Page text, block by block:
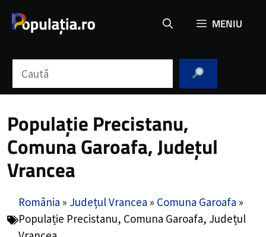
MENIU
Populație Precistanu,
Comuna Garoafa, Județul
Vrancea
România » Județul Vrancea » Comuna Garoafa »
Populație Precistanu, Comuna Garoafa, Județul